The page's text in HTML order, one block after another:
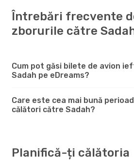
Întrebări frecvente
zborurile către
Cum pot găsi bilete de avion
Sadah pe eDreams?
Care este cea mai bună
călători către Sadah?
Planifică-ți călătoria